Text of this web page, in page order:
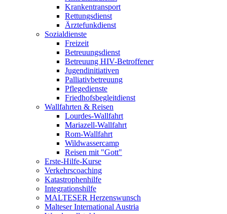
Krankentransport
Rettungsdienst
Ärztefunkdienst
Sozialdienste
Freizeit
Betreuungsdienst
Betreuung HIV-Betroffener
Jugendinitiativen
Palliativbetreuung
Pflegedienste
Friedhofsbegleitdienst
Wallfahrten & Reisen
Lourdes-Wallfahrt
Mariazell-Wallfahrt
Rom-Wallfahrt
Wildwassercamp
Reisen mit "Gott"
Erste-Hilfe-Kurse
Verkehrscoaching
Katastrophenhilfe
Integrationshilfe
MALTESER Herzenswunsch
Malteser International Austria